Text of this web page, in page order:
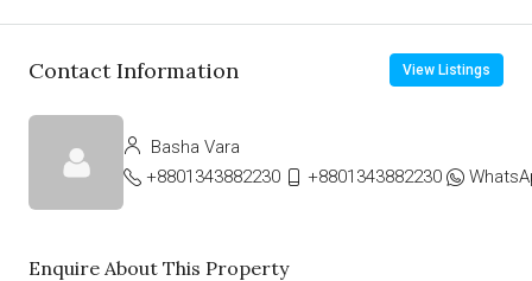
Contact Information View Listings
Basha Vara
+8801343882230
+8801343882230
Enquire About This Property